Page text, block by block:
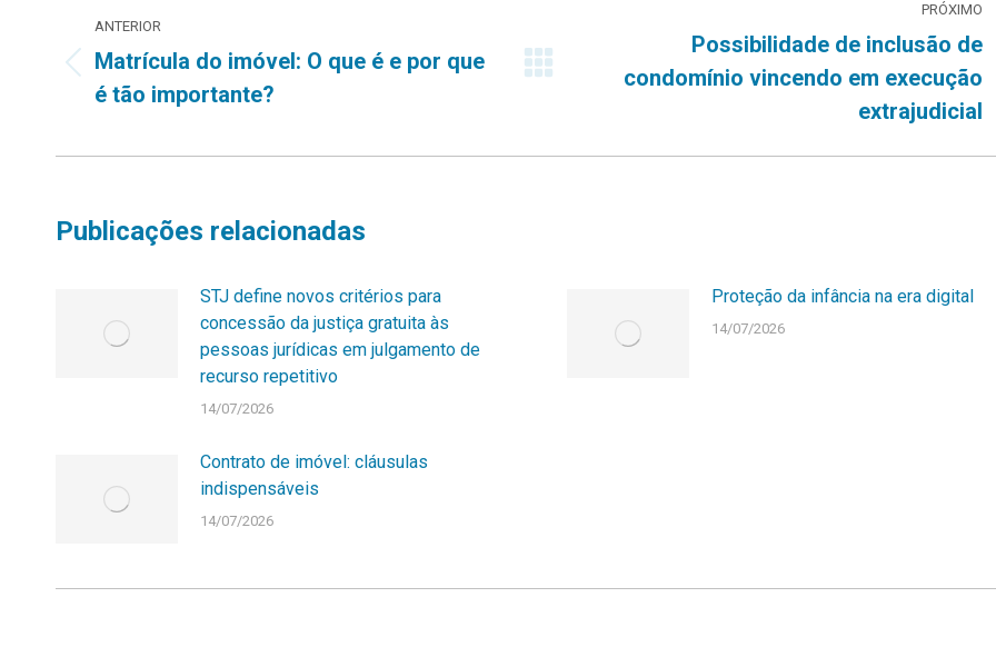
de
post:
ANTERIOR
Post
anterior:
Matrícula do imóvel: O que é e por que
é tão importante?
PRÓXIMO
Próximo
Possibilidade de inclusão de
condomínio vincendo em execução
extrajudicial
Publicações relacionadas
STJ define novos critérios para
concessão da justiça gratuita às
pessoas jurídicas em julgamento de
recurso repetitivo
14/07/2026
Proteção da infância na era digital
14/07/2026
Contrato de imóvel: cláusulas
indispensáveis
14/07/2026